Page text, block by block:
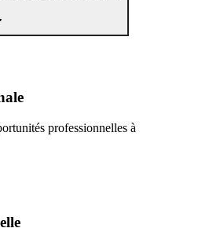
professionnelles à